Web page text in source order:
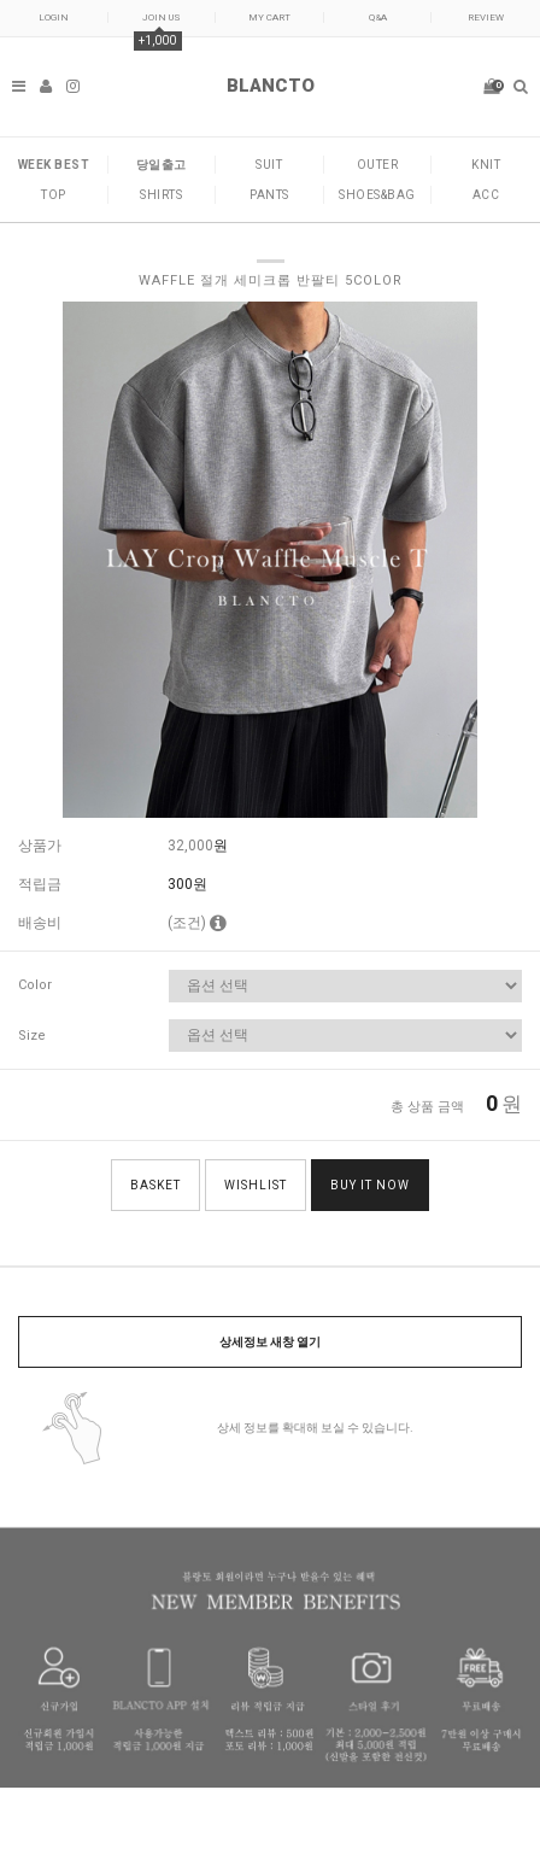
LOGIN JOIN US
+1,000
MY CART Q&A REVIEW
BLANCTO 0
WEEK BEST 당일출고 SUIT OUTER KNIT
TOP SHIRTS PANTS SHOES&BAG ACC
WAFFLE 절개 세미크롭 반팔티 5COLOR
상품가 32,000원
적립금 300원
배송비 (조건)
Color
Size
총 상품 금액 0 원
BASKET WISHLIST BUY IT NOW
상세정보 새창 열기
상세 정보를 확대해 보실 수 있습니다.